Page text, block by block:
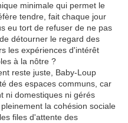
minimale qui permet le
tendre, fait chaque jour
eu tort de refuser de ne pas
détourner le regard des
les expériences d'intérêt
à la nôtre ?
reste juste, Baby-Loup
des espaces communs, car
ni domestiques ni gérés
la cohésion sociale
files d'attente des